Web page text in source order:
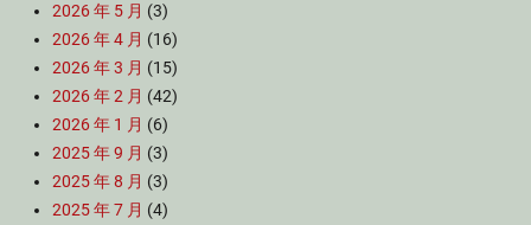
2026 年 5 月 (3)
2026 年 4 月 (16)
2026 年 3 月 (15)
2026 年 2 月 (42)
2026 年 1 月 (6)
2025 年 9 月 (3)
2025 年 8 月 (3)
2025 年 7 月 (4)